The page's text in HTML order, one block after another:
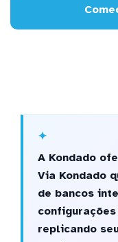
A Kondado
Via Kondado
de bancos
replicando